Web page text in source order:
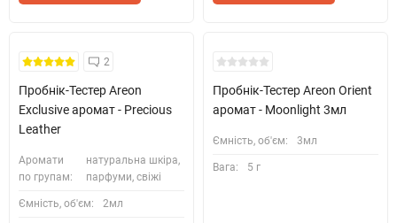
Кожні 1500₴ чеку = 1 тестер
2
Пробнік-Тестер Areon
Exclusive аромат - Precious
Leather
Аромати
по групам:
натуральна шкіра,
парфуми, свіжі
Ємність, об'єм: 2мл
Кожні 1500₴ чеку = 1 тестер
Пробнік-Тестер Areon Orient
аромат - Moonlight 3мл
Ємність, об'єм: 3мл
Вага: 5 г